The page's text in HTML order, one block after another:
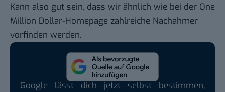
Kann also gut sein, dass wir ähnlich wie bei der One
Million Dollar-Homepage zahlreiche Nachahmer
vorfinden werden.
Google lässt dich jetzt selbst bestimmen,